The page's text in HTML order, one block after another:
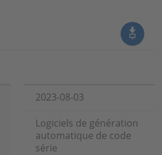
2023-08-03
Logiciels de génération
automatique de code
série